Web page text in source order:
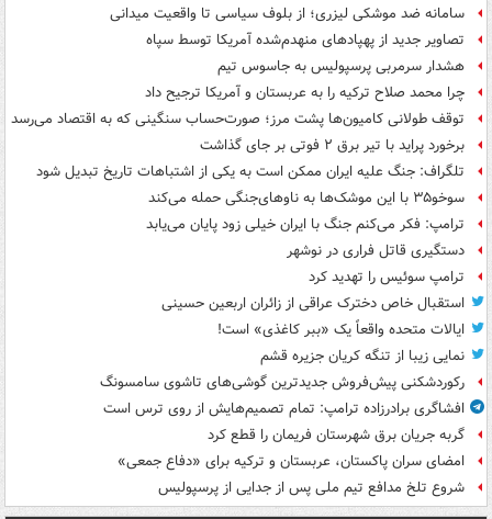
سامانه ضد موشکی لیزری؛ از بلوف سیاسی تا واقعیت میدانی
تصاویر جدید از پهپادهای منهدم‌شده آمریکا توسط سپاه
هشدار سرمربی پرسپولیس به جاسوس تیم
چرا محمد صلاح ترکیه را به عربستان و آمریکا ترجیح داد
توقف طولانی کامیون‌ها پشت مرز؛ صورت‌حساب سنگینی که به اقتصاد می‌رسد
برخورد پراید با تیر برق ۲ فوتی بر جای گذاشت
تلگراف: جنگ علیه ایران ممکن است به یکی از اشتباهات تاریخ تبدیل شود
سوخو۳۵ با این موشک‌ها به ناوهای‌جنگی حمله می‌کند
ترامپ: فکر می‌کنم جنگ با ایران خیلی زود پایان می‌یابد
دستگیری قاتل فراری در نوشهر
ترامپ سوئیس را تهدید کرد
استقبال خاص دخترک عراقی از زائران اربعین حسینی
ایالات متحده واقعاً یک «ببر کاغذی» است!
نمایی زیبا از تنگه کریان جزیره قشم
رکوردشکنی پیش‌فروش جدیدترین گوشی‌های تاشوی سامسونگ
افشاگری برادرزاده ترامپ: تمام تصمیم‌هایش از روی ترس است
گربه جریان برق شهرستان فریمان را قطع کرد
امضای سران پاکستان، عربستان و ترکیه برای «دفاع جمعی»
شروع تلخ مدافع تیم ملی پس از جدایی از پرسپولیس